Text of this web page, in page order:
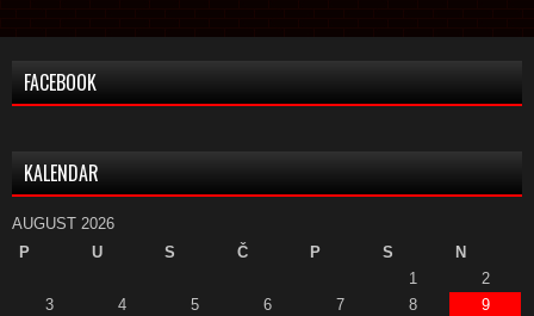
FACEBOOK
KALENDAR
AUGUST 2026
P
U S Č P S
N
1
2
3
4 5 6 7 8
9